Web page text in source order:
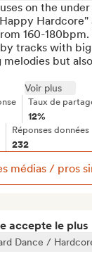
accepte le plus
Dance /
on the
Hardcore"
160-
tracks with
but
Voir plus
Taux de
12%
Réponses données
232
médias / pros